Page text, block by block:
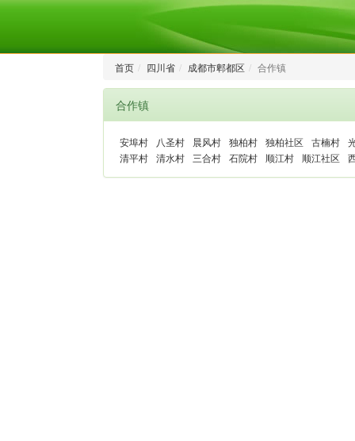
首页 四川省 成都市郫都区 合作镇
合作镇
安埠村 八圣村 晨风村 独柏村 独柏社区 古楠村
清平村 清水村 三合村 石院村 顺江村 顺江社区